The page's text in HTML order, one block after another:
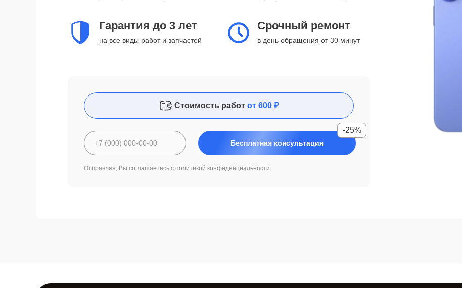
Гарантия до 3 лет
на все виды работ и запчастей
Срочный ремонт
в день обращения от 30 минут
Стоимость работ от 600 ₽
Бесплатная консультация
-25%
Отправляя, Вы соглашаетесь с политикой конфиденциальности